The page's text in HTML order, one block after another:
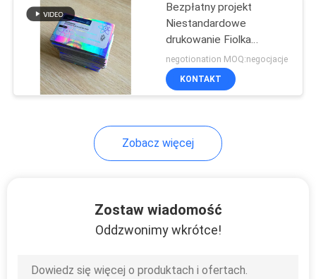
Bezpłatny projekt
Niestandardowe
drukowanie Fiolka
Medycyna Naklejka
Mocne uszczelnienie
negotionation MOQ:negocjacje
KONTAKT
Zobacz więcej
Zostaw wiadomość
Oddzwonimy wkrótce!